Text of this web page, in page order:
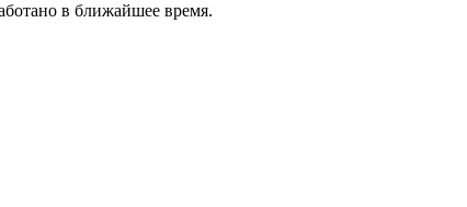
в ближайшее время.